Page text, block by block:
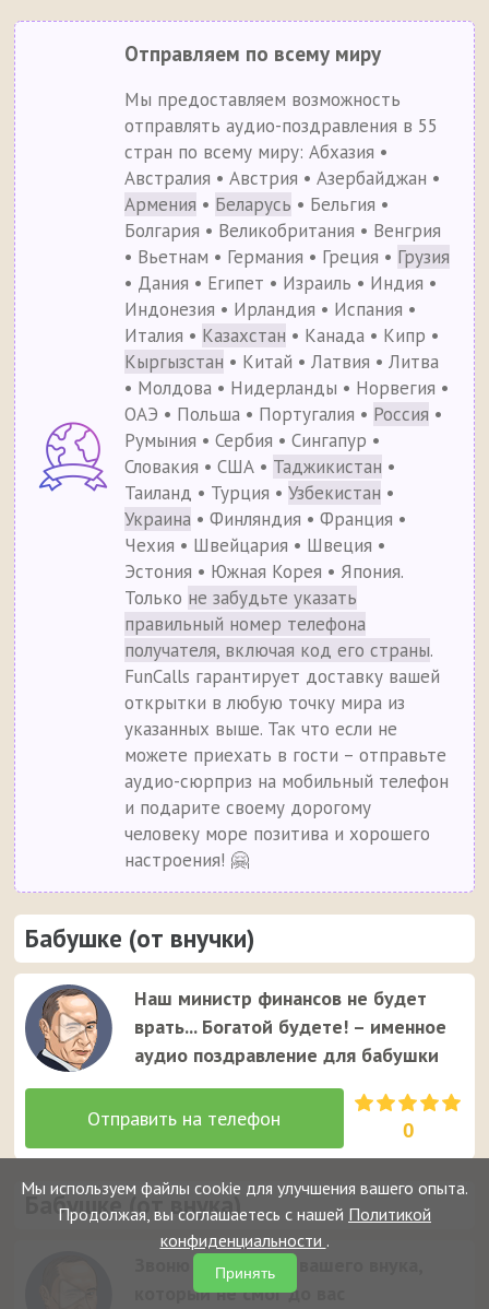
Отправляем по всему миру
Мы предоставляем возможность
отправлять аудио-поздравления в 55
стран по всему миру: Абхазия •
Австралия • Австрия • Азербайджан •
Армения • Беларусь • Бельгия •
Болгария • Великобритания • Венгрия
• Вьетнам • Германия • Греция • Грузия
• Дания • Египет • Израиль • Индия •
Индонезия • Ирландия • Испания •
Италия • Казахстан • Канада • Кипр •
Кыргызстан • Китай • Латвия • Литва
• Молдова • Нидерланды • Норвегия •
ОАЭ • Польша • Португалия • Россия •
Румыния • Сербия • Сингапур •
Словакия • США • Таджикистан •
Таиланд • Турция •Узбекистан •
Украина • Финляндия • Франция •
Чехия • Швейцария • Швеция •
Эстония • Южная Корея • Япония.
Только не забудьте указать
правильный номер телефона
получателя, включая код его страны.
FunCalls гарантирует доставку вашей
открытки в любую точку мира из
указанных выше. Так что если не
можете приехать в гости – отправьте
аудио-сюрприз на мобильный телефон
и подарите своему дорогому
человеку море позитива и хорошего
настроения! 🤗
Бабушке (от внучки)
Наш министр финансов не будет
врать... Богатой будете! – именное
аудио поздравление для бабушки
0
Бабушке (от внука)
Звоню по просьбе вашего внука,
который не смог до вас
Мы используем файлы cookie для улучшения вашего опыта.
Продолжая, вы соглашаетесь с нашей Политикой
конфиденциальности .
Принять